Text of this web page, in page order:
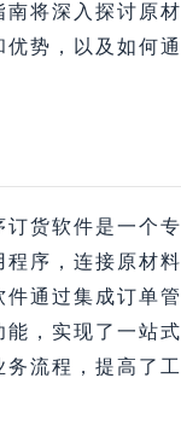
南将深入探讨原
优势，以及如何
订货软件是一个
程序，连接原材
通过集成订单
能，实现了一站
流程，提高了工